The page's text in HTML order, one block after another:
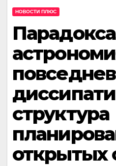
НОВОСТИ ПЛЮС
структура
открытых